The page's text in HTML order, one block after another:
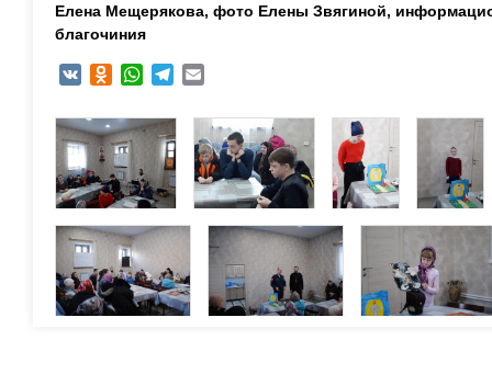
Елена Мещерякова, фото Елены Звягиной,
благочиния
VK Odnoklassniki
WhatsAppTelegram